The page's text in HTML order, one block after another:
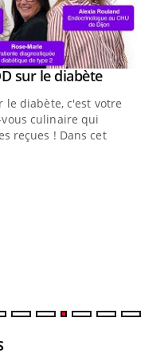
sur le diabèteYoutube
le diabète, c'est votre
culinaire qui
reçues ! Dans cet